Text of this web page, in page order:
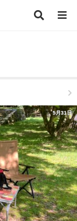
5月31日